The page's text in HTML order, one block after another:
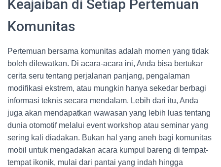
Keajaiban di Setiap Pertemuan
Komunitas
Pertemuan bersama komunitas adalah momen yang tidak
boleh dilewatkan. Di acara-acara ini, Anda bisa bertukar
cerita seru tentang perjalanan panjang, pengalaman
modifikasi ekstrem, atau mungkin hanya sekedar berbagi
informasi teknis secara mendalam. Lebih dari itu, Anda
juga akan mendapatkan wawasan yang lebih luas tentang
dunia otomotif melalui event workshop atau seminar yang
sering kali diadakan. Bukan hal yang aneh bagi komunitas
mobil untuk mengadakan acara kumpul bareng di tempat-
tempat ikonik, mulai dari pantai yang indah hingga